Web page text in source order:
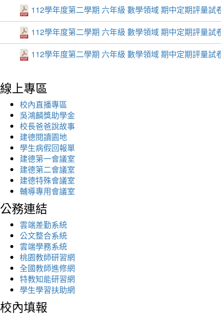
112學年度第二學期 六年級 數學領域 期中定期評量試
112學年度第二學期 六年級 數學領域 期中定期評量試
112學年度第二學期 六年級 數學領域 期中定期評量試
線上專區
校內直播專區
吳鴻麟獎助學金
校長爸爸說故事
建德閱讀園地
學生病假回報單
建德第一會議室
建德第二會議室
建德特殊會議室
輔導專用會議室
公務連結
雲端差勤系統
公文整合系統
雲端學務系統
桃園教師研習網
全國教師進修網
特教知能研習網
學生學習扶助網
校內填報